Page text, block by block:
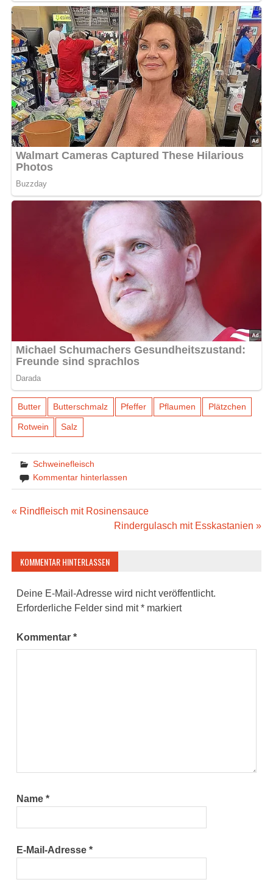
Butter Butterschmalz Pfeffer Pflaumen Plätzchen
Rotwein Salz
Schweinefleisch
Kommentar hinterlassen
Beitragsnavigation
« Rindfleisch mit Rosinensauce
Rindergulasch mit Esskastanien »
KOMMENTAR HINTERLASSEN
Deine E-Mail-Adresse wird nicht veröffentlicht.
Erforderliche Felder sind mit* markiert
Kommentar*
Name*
E-Mail-Adresse*